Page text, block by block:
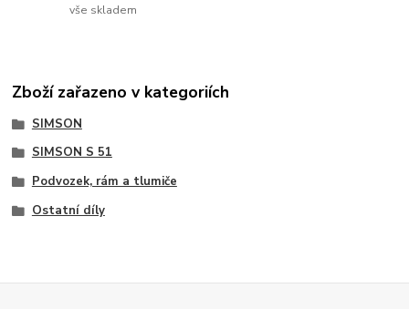
vše skladem
Zboží zařazeno v kategoriích
SIMSON
SIMSON S 51
Podvozek, rám a tlumiče
Ostatní díly